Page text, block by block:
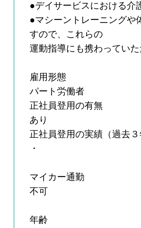
●デイサービスにおける介
●マシーントレーニングや
すので、これらの
運動指導にも携わっていた
雇用形態
パート労働者
正社員登用の有無
あり
正社員登用の実績（過去３
・
マイカー通勤
不可
年齢